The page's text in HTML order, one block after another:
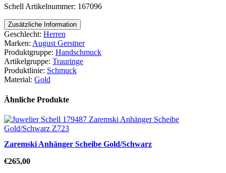
Schell Artikelnummer: 167096
Zusätzliche Information
Geschlecht: Herren
Marken: August Gerstner
Produktgruppe: Handschmuck
Artikelgruppe: Trauringe
Produktlinie: Schmuck
Material: Gold
Ähnliche Produkte
Zaremski Anhänger Scheibe Gold/Schwarz
€265,00